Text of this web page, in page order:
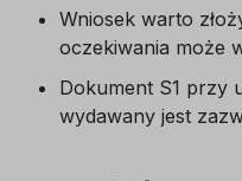
Wniosek warto
oczekiwania może
Dokument S1 przy
wydawany jest